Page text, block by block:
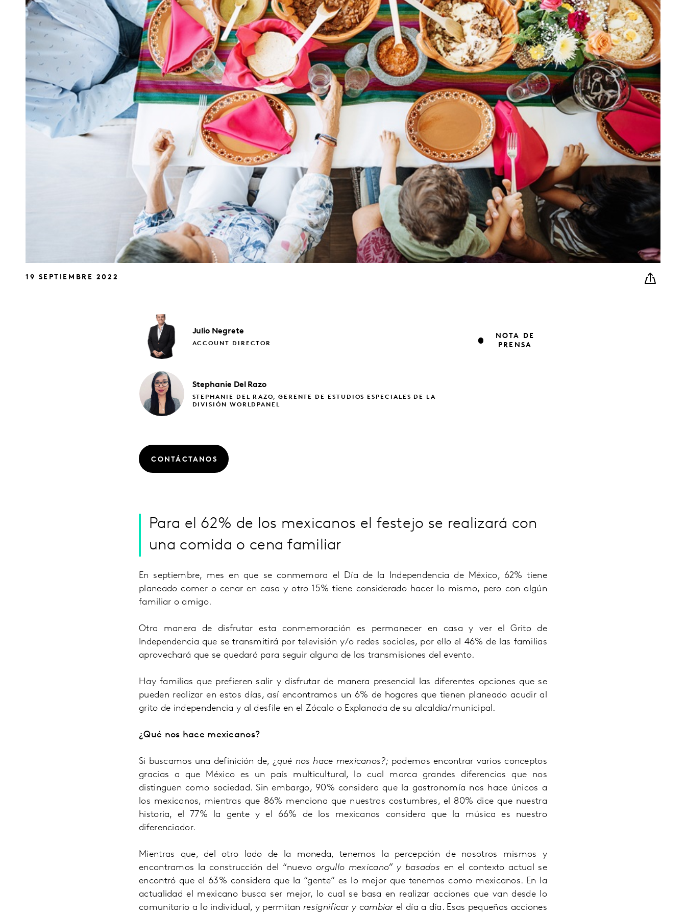
19 SEPTIEMBRE 2022
Julio Negrete
ACCOUNT DIRECTOR
Stephanie Del Razo
STEPHANIE DEL RAZO, GERENTE DE ESTUDIOS ESPECIALES DE LA
DIVISIÓN WORLDPANEL
NOTA DE
PRENSA
CONTÁCTANOS
Para el 62% de los mexicanos el festejo se realizará con
una comida o cena familiar
En septiembre, mes en que se conmemora el Día de la Independencia de México, 62% tiene
planeado comer o cenar en casa y otro 15% tiene considerado hacer lo mismo, pero con algún
familiar o amigo.
Otra manera de disfrutar esta conmemoración es permanecer en casa y ver el Grito de
Independencia que se transmitirá por televisión y/o redes sociales, por ello el 46% de las familias
aprovechará que se quedará para seguir alguna de las transmisiones del evento.
Hay familias que prefieren salir y disfrutar de manera presencial las diferentes opciones que se
pueden realizar en estos días, así encontramos un 6% de hogares que tienen planeado acudir al
grito de independencia y al desfile en el Zócalo o Explanada de su alcaldía/municipal.
¿Qué nos hace mexicanos?
Si buscamos una definición de, ¿qué nos hace mexicanos?; podemos encontrar varios conceptos
gracias a que México es un país multicultural, lo cual marca grandes diferencias que nos
distinguen como sociedad. Sin embargo, 90% considera que la gastronomía nos hace únicos a
los mexicanos, mientras que 86% menciona que nuestras costumbres, el 80% dice que nuestra
historia, el 77% la gente y el 66% de los mexicanos considera que la música es nuestro
diferenciador.
Mientras que, del otro lado de la moneda, tenemos la percepción de nosotros mismos y
encontramos la construcción del “nuevoorgullo mexicano” y basados en el contexto actual se
encontró que el 63% considera que la “gente” es lo mejor que tenemos como mexicanos. En la
actualidad el mexicano busca ser mejor, lo cual se basa en realizar acciones que van desde lo
comunitario a lo individual, y permitanresignificar y cambiarel día a día. Esas pequeñas acciones